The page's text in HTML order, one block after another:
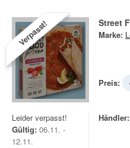
Verpasst! Street
Marke:
Preis:
Leider verpasst!
Gültig: 06.11. -
12.11.
Händler: